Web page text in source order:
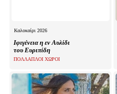
Καλοκαίρι 2026
Ιφιγένεια η εν Αυλίδι
του Ευριπίδη
ΠΟΛΛΑΠΛΟΙ ΧΩΡΟΙ